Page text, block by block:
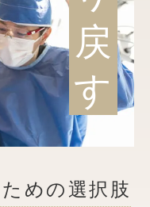
戻
す
めの選択肢